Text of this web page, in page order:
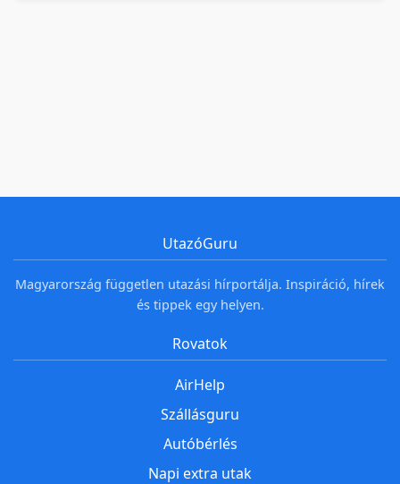
UtazóGuru
Magyarország független utazási hírportálja. Inspiráció, hírek
és tippek egy helyen.
Rovatok
AirHelp
Szállásguru
Autóbérlés
Napi extra utak